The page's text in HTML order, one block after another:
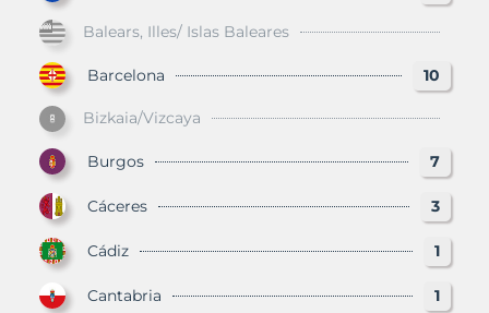
Balears, Illes/ Islas Baleares
Barcelona 10
Bizkaia/Vizcaya
Burgos 7
Cáceres 3
Cádiz 1
Cantabria 1